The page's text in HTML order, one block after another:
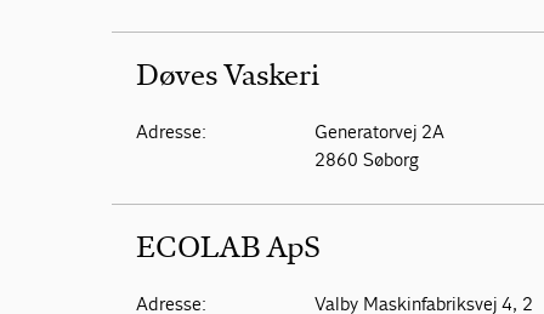
Døves Vaskeri
Adresse:
Generatorvej 2A
2860 Søborg
ECOLAB ApS
Adresse:
Valby Maskinfabriksvej 4, 2